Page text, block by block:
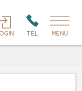
TEL MENU